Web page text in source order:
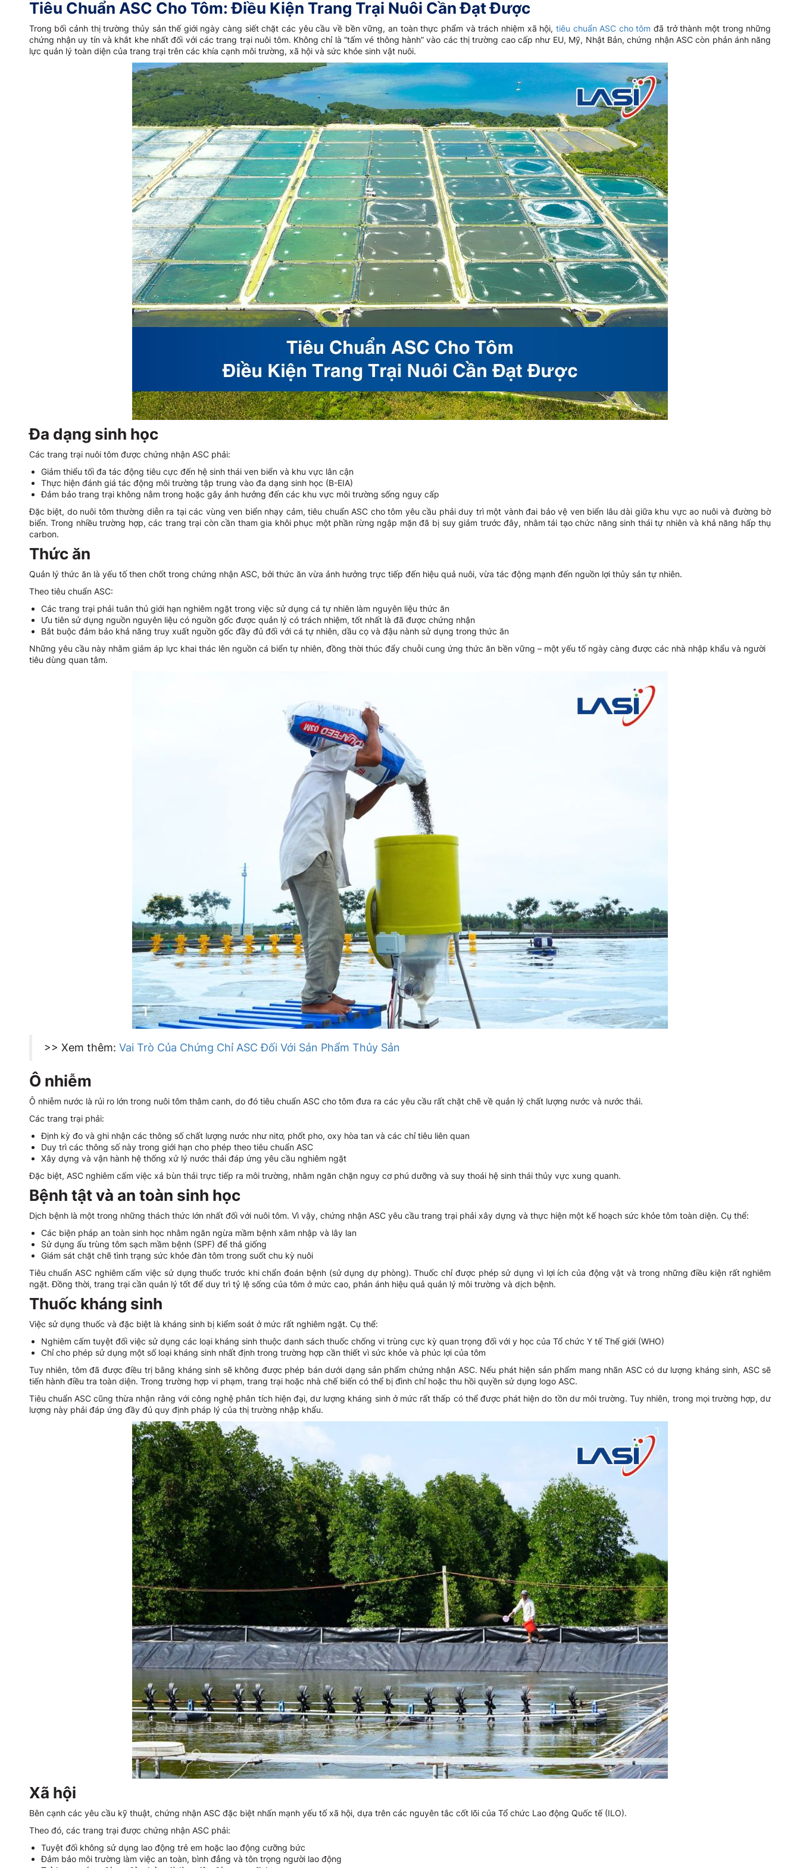
Tiêu Chuẩn ASC Cho Tôm: Điều Kiện Trang Trại Nuôi Cần Đạt Được
Trong bối cảnh thị trường thủy sản thế giới ngày càng siết chặt các yêu cầu về bền vững, an toàn thực phẩm và trách nhiệm xã hội, tiêu chuẩn ASC cho tôm đã trở thành một trong những
chứng nhận uy tín và khắt khe nhất đối với các trang trại nuôi tôm. Không chỉ là “tấm vé thông hành” vào các thị trường cao cấp như EU, Mỹ, Nhật Bản, chứng nhận ASC còn phản ánh năng
lực quản lý toàn diện của trang trại trên các khía cạnh môi trường, xã hội và sức khỏe sinh vật nuôi.
Đa dạng sinh học
Các trang trại nuôi tôm được chứng nhận ASC phải:
Giảm thiểu tối đa tác động tiêu cực đến hệ sinh thái ven biển và khu vực lân cận
Thực hiện đánh giá tác động môi trường tập trung vào đa dạng sinh học (B-EIA)
Đảm bảo trang trại không nằm trong hoặc gây ảnh hưởng đến các khu vực môi trường sống nguy cấp
Đặc biệt, do nuôi tôm thường diễn ra tại các vùng ven biển nhạy cảm, tiêu chuẩn ASC cho tôm yêu cầu phải duy trì một vành đai bảo vệ ven biển lâu dài giữa khu vực ao nuôi và đường bờ
biển. Trong nhiều trường hợp, các trang trại còn cần tham gia khôi phục một phần rừng ngập mặn đã bị suy giảm trước đây, nhằm tái tạo chức năng sinh thái tự nhiên và khả năng hấp thụ
carbon.
Thức ăn
Quản lý thức ăn là yếu tố then chốt trong chứng nhận ASC, bởi thức ăn vừa ảnh hưởng trực tiếp đến hiệu quả nuôi, vừa tác động mạnh đến nguồn lợi thủy sản tự nhiên.
Theo tiêu chuẩn ASC:
Các trang trại phải tuân thủ giới hạn nghiêm ngặt trong việc sử dụng cá tự nhiên làm nguyên liệu thức ăn
Ưu tiên sử dụng nguồn nguyên liệu có nguồn gốc được quản lý có trách nhiệm, tốt nhất là đã được chứng nhận
Bắt buộc đảm bảo khả năng truy xuất nguồn gốc đầy đủ đối với cá tự nhiên, dầu cọ và đậu nành sử dụng trong thức ăn
Những yêu cầu này nhằm giảm áp lực khai thác lên nguồn cá biển tự nhiên, đồng thời thúc đẩy chuỗi cung ứng thức ăn bền vững – một yếu tố ngày càng được các nhà nhập khẩu và người
tiêu dùng quan tâm.
>> Xem thêm: Vai Trò Của Chứng Chỉ ASC Đối Với Sản Phẩm Thủy Sản
Ô nhiễm
Ô nhiễm nước là rủi ro lớn trong nuôi tôm thâm canh, do đó tiêu chuẩn ASC cho tôm đưa ra các yêu cầu rất chặt chẽ về quản lý chất lượng nước và nước thải.
Các trang trại phải:
Định kỳ đo và ghi nhận các thông số chất lượng nước như nitơ, phốt pho, oxy hòa tan và các chỉ tiêu liên quan
Duy trì các thông số này trong giới hạn cho phép theo tiêu chuẩn ASC
Xây dựng và vận hành hệ thống xử lý nước thải đáp ứng yêu cầu nghiêm ngặt
Đặc biệt, ASC nghiêm cấm việc xả bùn thải trực tiếp ra môi trường, nhằm ngăn chặn nguy cơ phú dưỡng và suy thoái hệ sinh thái thủy vực xung quanh.
Bệnh tật và an toàn sinh học
Dịch bệnh là một trong những thách thức lớn nhất đối với nuôi tôm. Vì vậy, chứng nhận ASC yêu cầu trang trại phải xây dựng và thực hiện một kế hoạch sức khỏe tôm toàn diện. Cụ thể:
Các biện pháp an toàn sinh học nhằm ngăn ngừa mầm bệnh xâm nhập và lây lan
Sử dụng ấu trùng tôm sạch mầm bệnh (SPF) để thả giống
Giám sát chặt chẽ tình trạng sức khỏe đàn tôm trong suốt chu kỳ nuôi
Tiêu chuẩn ASC nghiêm cấm việc sử dụng thuốc trước khi chẩn đoán bệnh (sử dụng dự phòng). Thuốc chỉ được phép sử dụng vì lợi ích của động vật và trong những điều kiện rất nghiêm
ngặt. Đồng thời, trang trại cần quản lý tốt để duy trì tỷ lệ sống của tôm ở mức cao, phản ánh hiệu quả quản lý môi trường và dịch bệnh.
Thuốc kháng sinh
Việc sử dụng thuốc và đặc biệt là kháng sinh bị kiểm soát ở mức rất nghiêm ngặt. Cụ thể:
Nghiêm cấm tuyệt đối việc sử dụng các loại kháng sinh thuộc danh sách thuốc chống vi trùng cực kỳ quan trọng đối với y học của Tổ chức Y tế Thế giới (WHO)
Chỉ cho phép sử dụng một số loại kháng sinh nhất định trong trường hợp cần thiết vì sức khỏe và phúc lợi của tôm
Tuy nhiên, tôm đã được điều trị bằng kháng sinh sẽ không được phép bán dưới dạng sản phẩm chứng nhận ASC. Nếu phát hiện sản phẩm mang nhãn ASC có dư lượng kháng sinh, ASC sẽ
tiến hành điều tra toàn diện. Trong trường hợp vi phạm, trang trại hoặc nhà chế biến có thể bị đình chỉ hoặc thu hồi quyền sử dụng logo ASC.
Tiêu chuẩn ASC cũng thừa nhận rằng với công nghệ phân tích hiện đại, dư lượng kháng sinh ở mức rất thấp có thể được phát hiện do tồn dư môi trường. Tuy nhiên, trong mọi trường hợp, dư
lượng này phải đáp ứng đầy đủ quy định pháp lý của thị trường nhập khẩu.
Xã hội
Bên cạnh các yêu cầu kỹ thuật, chứng nhận ASC đặc biệt nhấn mạnh yếu tố xã hội, dựa trên các nguyên tắc cốt lõi của Tổ chức Lao động Quốc tế (ILO).
Theo đó, các trang trại được chứng nhận ASC phải:
Tuyệt đối không sử dụng lao động trẻ em hoặc lao động cưỡng bức
Đảm bảo môi trường làm việc an toàn, bình đẳng và tôn trọng người lao động